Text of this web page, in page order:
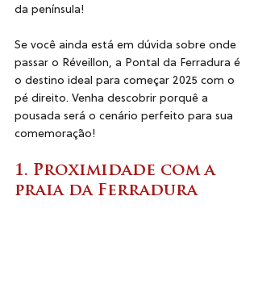
da península!
Se você ainda está em dúvida sobre onde
passar o Réveillon, a Pontal da Ferradura é
o destino ideal para começar 2025 com o
pé direito. Venha descobrir porquê a
pousada será o cenário perfeito para sua
comemoração!
1. Proximidade com a
praia da Ferradura